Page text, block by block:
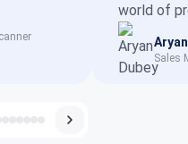
world of
Sales